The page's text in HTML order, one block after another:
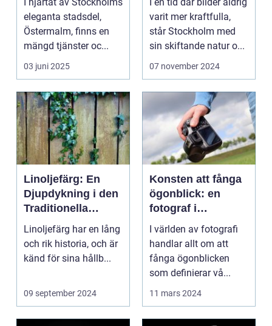
ng
eleganta stadsdel,
Östermalm, finns en
mängd tjänster oc...
03 juni 2025
Stockholm
varit mer kraftfulla,
står Stockholm med
sin skiftande natur o...
07 november 2024
Linoljefärg: En
Djupdykning i den
Traditionella
Målartekniken
Linoljefärg har en lång
och rik historia, och är
känd för sina hållb...
09 september 2024
Konsten att fånga
ögonblick: en
fotograf i
Norrköping
I världen av fotografi
handlar allt om att
fånga ögonblicken
som definierar vå...
11 mars 2024